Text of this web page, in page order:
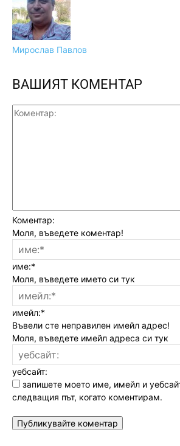
Мирослав Павлов
ВАШИЯТ КОМЕНТАР
Коментар:
Моля, въведете коментар!
име:*
Моля, въведете името си тук
имейл:*
Въвели сте неправилен имейл адрес!
Моля, въведете имейл адреса си тук
уебсайт:
запишете моето име, имейл и
следващия път, когато коментирам.